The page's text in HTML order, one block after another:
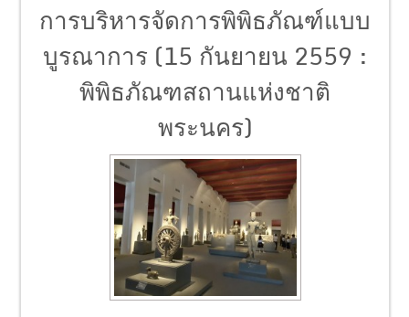
การบริหารจัดการพิพิธภัณฑ์แบบ
บูรณาการ (15 กันยายน 2559 :
พิพิธภัณฑสถานแห่งชาติ
พระนคร)